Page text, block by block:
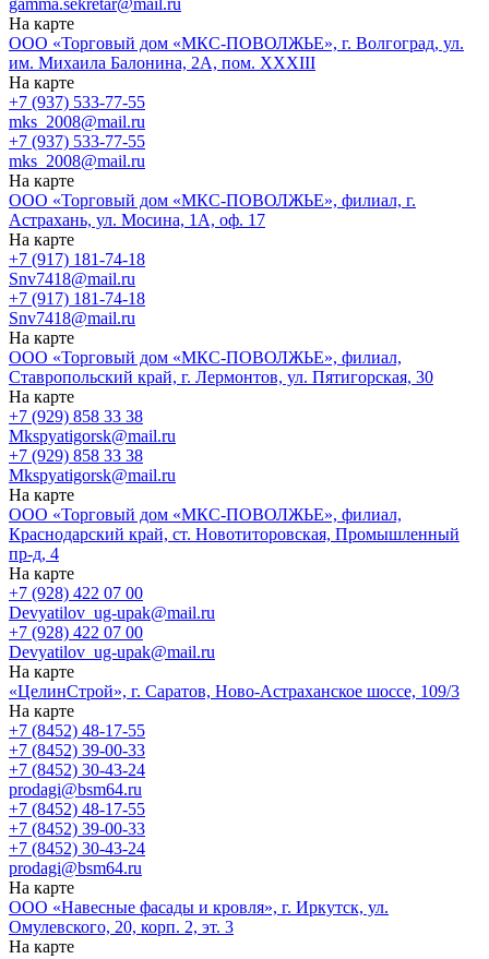
gamma.sekretar@mail.ru
На карте
ООО «Торговый дом «МКС-ПОВОЛЖЬЕ», г. Волгоград, ул.
им. Михаила Балонина, 2А, пом. XXXIII
На карте
+7 (937) 533-77-55
mks_2008@mail.ru
+7 (937) 533-77-55
mks_2008@mail.ru
На карте
ООО «Торговый дом «МКС-ПОВОЛЖЬЕ», филиал, г.
Астрахань, ул. Мосина, 1А, оф. 17
На карте
+7 (917) 181-74-18
Snv7418@mail.ru
+7 (917) 181-74-18
Snv7418@mail.ru
На карте
ООО «Торговый дом «МКС-ПОВОЛЖЬЕ», филиал,
Ставропольский край, г. Лермонтов, ул. Пятигорская, 30
На карте
+7 (929) 858 33 38
Mkspyatigorsk@mail.ru
+7 (929) 858 33 38
Mkspyatigorsk@mail.ru
На карте
ООО «Торговый дом «МКС-ПОВОЛЖЬЕ», филиал,
Краснодарский край, ст. Новотиторовская, Промышленный
пр-д, 4
На карте
+7 (928) 422 07 00
Devyatilov_ug-upak@mail.ru
+7 (928) 422 07 00
Devyatilov_ug-upak@mail.ru
На карте
«ЦелинСтрой», г. Саратов, Ново-Астраханское шоссе, 109/3
На карте
+7 (8452) 48-17-55
+7 (8452) 39-00-33
+7 (8452) 30-43-24
prodagi@bsm64.ru
+7 (8452) 48-17-55
+7 (8452) 39-00-33
+7 (8452) 30-43-24
prodagi@bsm64.ru
На карте
ООО «Навесные фасады и кровля», г. Иркутск, ул.
Омулевского, 20, корп. 2, эт. 3
На карте